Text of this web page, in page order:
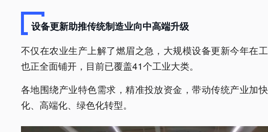
设备更新助推传统制造业向中高端升级
不仅在农业生产上解了燃眉之急，大规模设备更新今年在
也正全面铺开，目前已覆盖41个工业大类。
各地围绕产业特色需求，精准投放资金，带动传统产业加
化、高端化、绿色化转型。